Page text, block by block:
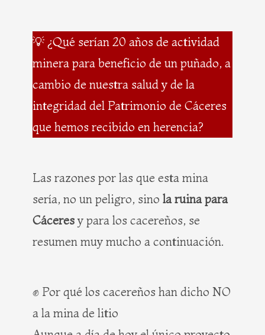
💡 ¿Qué serían 20 años de actividad
minera para beneficio de un puñado, a
cambio de nuestra salud y de la
integridad del Patrimonio de Cáceres
que hemos recibido en herencia?
Las razones por las que esta mina
sería, no un peligro, sino la ruina para
Cáceres y para los cacereños, se
resumen muy mucho a continuación.
✊ Por qué los cacereños han dicho NO
a la mina de litio